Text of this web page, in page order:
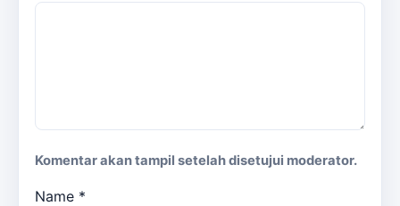
Komentar akan tampil setelah disetujui moderator.
Name *